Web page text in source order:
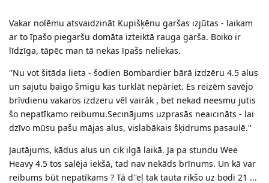
Vakar nolēmu atsvaidzināt Kupišķēnu garšas izjūtas - laikam
ar to īpašo piegaršu domāta izteiktā rauga garša. Boiko ir
līdzīga, tāpēc man tā nekas īpašs neliekas.
''Nu vot šitāda lieta - šodien Bombardier bārā izdzēru 4.5 alus
un sajutu baigo šmigu kas turklāt nepāriet. Es reizēm savējo
brīvdienu vakaros izdzeru vēl vairāk , bet nekad neesmu jutis
šo nepatīkamo reibumu.Secinājums uzprasās neaicināts - lai
dzīvo mūsu pašu mājas alus, vislabākais šķidrums pasaulē.''
Jautājums, kādus alus un cik ilgā laikā. Ja pa stundu Wee
Heavy 4.5 tos salēja iekšā, tad nav nekāds brīnums. Un kā var
reibums būt nepatīkams ? Tā d''eļ tak tauta rikšo uz bodi 21 ...